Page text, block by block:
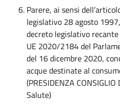
Parere, ai sensi
legislativo 28 agosto
decreto legislativo
UE 2020/2184 del
del 16 dicembre 2020,
acque destinate al
(PRESIDENZA
Salute)